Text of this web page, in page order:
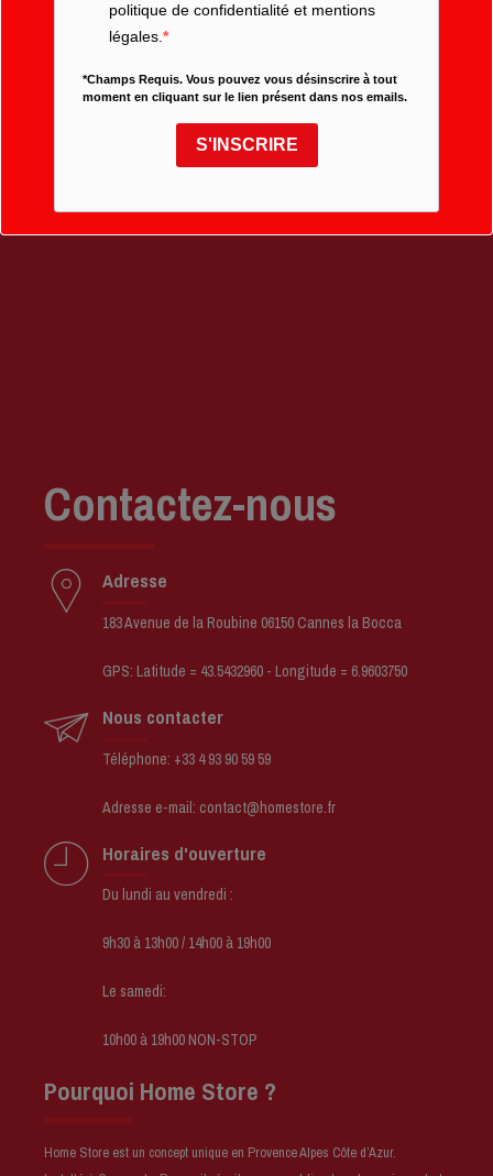
Contactez-nous
Adresse
183 Avenue de la Roubine 06150 Cannes la Bocca
GPS: Latitude = 43.5432960 - Longitude = 6.9603750
Nous contacter
Téléphone: +33 4 93 90 59 59
Adresse e-mail: contact@homestore.fr
Horaires d'ouverture
Du lundi au vendredi :
9h30 à 13h00 / 14h00 à 19h00
Le samedi:
10h00 à 19h00 NON-STOP
Pourquoi Home Store ?
Home Store est un concept unique en Provence Alpes Côte d’Azur.
politique de confidentialité et mentions
légales.
*Champs Requis. Vous pouvez vous désinscrire à tout
moment en cliquant sur le lien présent dans nos emails.
S'INSCRIRE